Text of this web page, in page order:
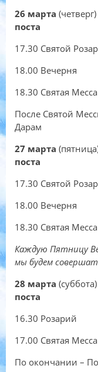
26 марта (четверг)
поста
17.30 Святой
18.00 Вечерня
18.30 Святая Месса
После Святой
Дарам
27 марта
поста
17.30 Святой
18.00 Вечерня
18.30 Святая Месса
Каждую Пятницу
мы будем
28 марта
поста
16.30 Розарий
17.00 Святая Месса
По окончании –